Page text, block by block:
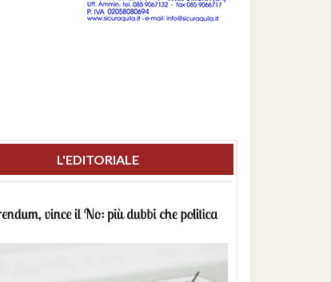
L'EDITORIALE